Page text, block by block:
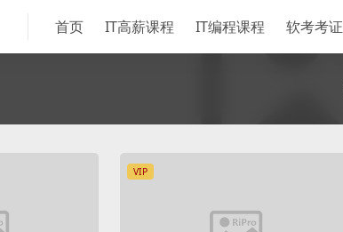
首页 IT高薪课程 IT编程课程 软考考证
VIP